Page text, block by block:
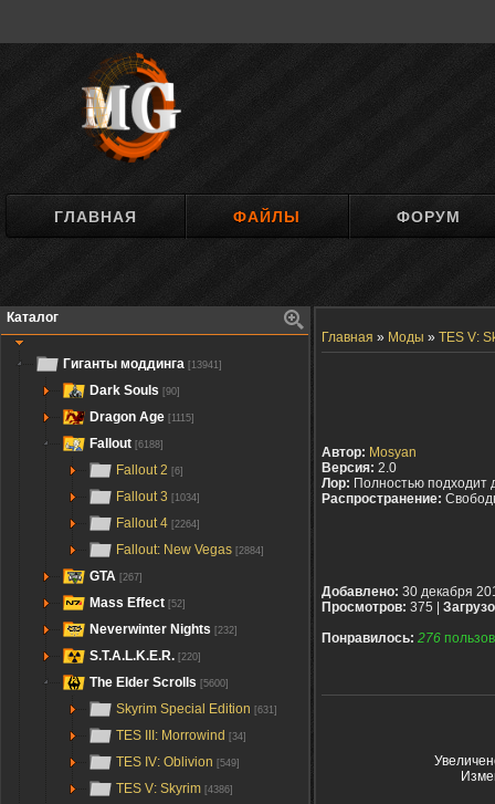
ГЛАВНАЯ ФАЙЛЫ ФОРУМ
Каталог
Гиганты моддинга [13941]
Dark Souls [90]
Dragon Age [1115]
Fallout [6188]
Fallout 2 [6]
Fallout 3 [1034]
Fallout 4 [2264]
Fallout: New Vegas [2884]
GTA [267]
Mass Effect [52]
Neverwinter Nights [232]
S.T.A.L.K.E.R. [220]
The Elder Scrolls [5600]
Skyrim Special Edition [631]
TES III: Morrowind [34]
TES IV: Oblivion [549]
TES V: Skyrim [4386]
Главная » Моды » TES V:
Автор: Mosyan
Версия: 2.0
Лор: Полностью подходит
Распространение:
Добавлено: 30 декабря
Просмотров: 375 |
Понравилось: 276